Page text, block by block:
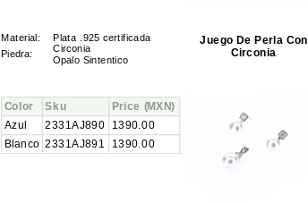
Material:
Plata .925 certificada
Piedra:
Circonia
Opalo Sintentico
Color Sku Price (MXN)
Azul 2331AJ890 1390.00
Blanco 2331AJ891 1390.00
Juego De Perla Con
Circonia